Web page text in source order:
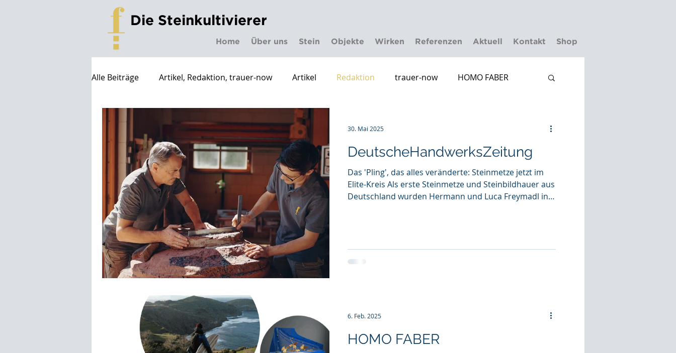
Die Steinkultivierer
Home Über uns Stein Objekte Wirken Referenzen Aktuell Kontakt Shop
Alle Beiträge Artikel, Redaktion, trauer-now Artikel Redaktion trauer-now HOMO FABER
DeutscheHandwerksZeitung
Das 'Pling', das alles veränderte: Steinmetze jetzt im
Elite-Kreis Als erste Steinmetze und Steinbildhauer aus
Deutschland wurden Hermann und Luca Freymadl in
30. Mai 2025
HOMO FABER
6. Feb. 2025